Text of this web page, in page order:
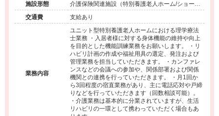
施設形態
介護保険関連施設（特別養護老人ホーム/ショート
ステイ）
交通費 支給あり
業務内容
ユニット型特別養護老人ホームにおける理学療法
士業務 ・入居者様に対する身体機能の維持や向上
を目的とした機能訓練業務をお願いします。 ・リ
ハビリ計画の作成や福祉用具の選定、発注および
管理業務を担当していただきます。 ・カンファレ
ンスなどの会議への参加や、関係部署および関係
機関との連携を行っていただきます。 ・月1回か
ら3回程度の宿直業務があり、主に電話応対や戸締
りなどを行っていただきます（回数相談可能）。
・介護業務は基本的に分業されていますが、生活
リハビリの一環として携わっていただく場合もあ